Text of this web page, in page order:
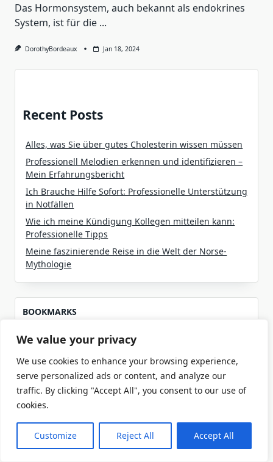
We value your privacy
We use cookies to enhance your browsing experience,
serve personalized ads or content, and analyze our
traffic. By clicking "Accept All", you consent to our use of
cookies.
Customize Reject All Accept All
Das Hormonsystem, auch bekannt als endokrines
System, ist für die ...
DorothyBordeaux Jan 18, 2024
Recent Posts
Alles, was Sie über gutes Cholesterin wissen müssen
Professionell Melodien erkennen und identifizieren –
Mein Erfahrungsbericht
Ich Brauche Hilfe Sofort: Professionelle Unterstützung
in Notfällen
Wie ich meine Kündigung Kollegen mitteilen kann:
Professionelle Tipps
Meine faszinierende Reise in die Welt der Norse-
Mythologie
BOOKMARKS
Google
No comments to show.